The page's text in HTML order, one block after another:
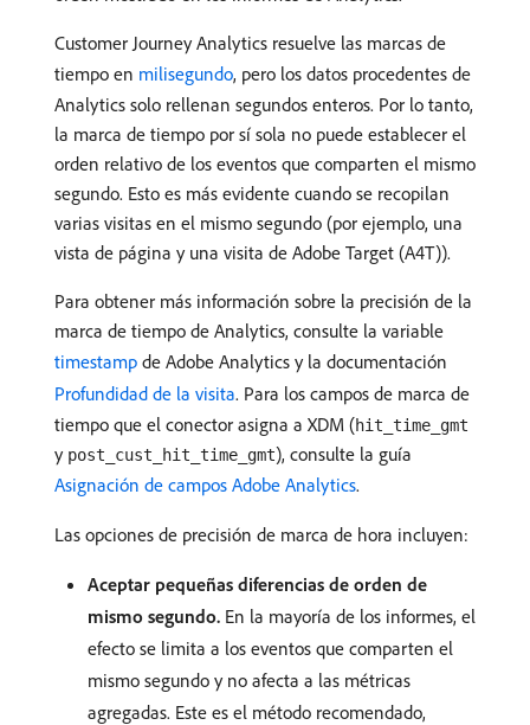
Customer Journey Analytics resuelve las marcas de
tiempo en milisegundo, pero los datos procedentes de
Analytics solo rellenan segundos enteros. Por lo tanto,
la marca de tiempo por sí sola no puede establecer el
orden relativo de los eventos que comparten el mismo
segundo. Esto es más evidente cuando se recopilan
varias visitas en el mismo segundo (por ejemplo, una
vista de página y una visita de Adobe Target (A4T)).
Para obtener más información sobre la precisión de la
marca de tiempo de Analytics, consulte la variable
timestamp de Adobe Analytics y la documentación
Profundidad de la visita. Para los campos de marca de
tiempo que el conector asigna a XDM (hit_time_gmt
y post_cust_hit_time_gmt), consulte la guía
Asignación de campos Adobe Analytics.
Las opciones de precisión de marca de hora incluyen:
Aceptar pequeñas diferencias de orden de
mismo segundo. En la mayoría de los informes, el
efecto se limita a los eventos que comparten el
mismo segundo y no afecta a las métricas
agregadas. Este es el método recomendado,